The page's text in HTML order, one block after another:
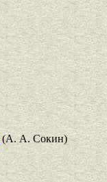
(А. А. Сокин)